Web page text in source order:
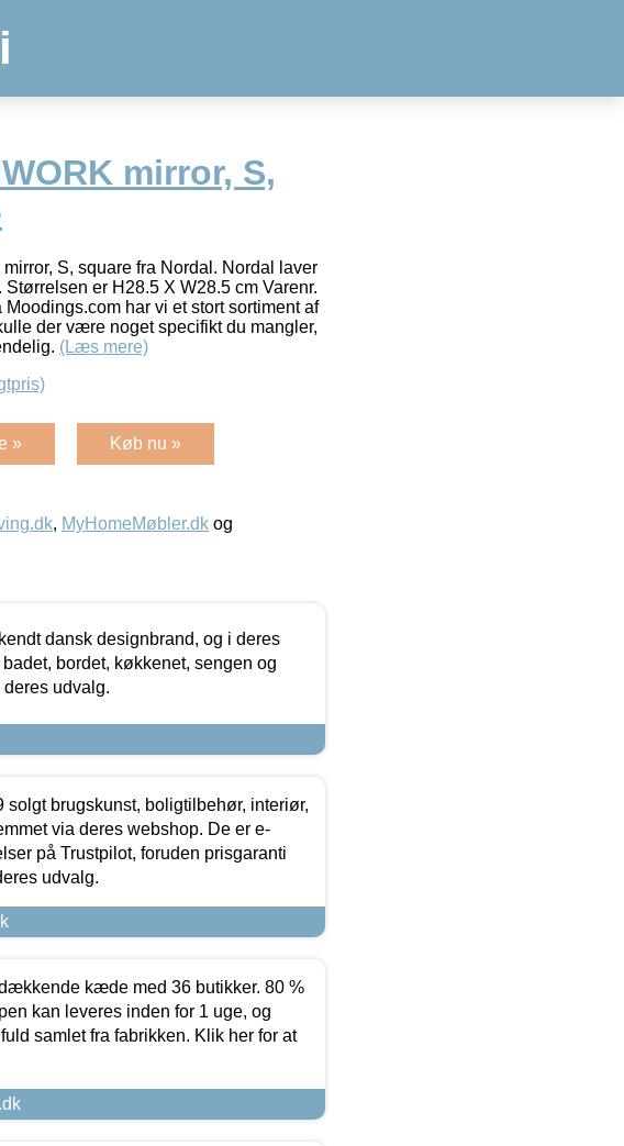
mirror, S,
S, square fra Nordal. Nordal laver
er H28.5 X W28.5 cm Varenr.
Moodings.com har vi et stort sortiment af
der være noget specifikt du mangler,
(Læs mere)
» Køb nu »
, MyHomeMøbler.dk og
dansk designbrand, og i deres
bordet, køkkenet, sengen og
udvalg.
brugskunst, boligtilbehør, interiør,
via deres webshop. De er e-
på Trustpilot, foruden prisgaranti
udvalg.
kæde med 36 butikker. 80 %
kan leveres inden for 1 uge, og
samlet fra fabrikken. Klik her for at